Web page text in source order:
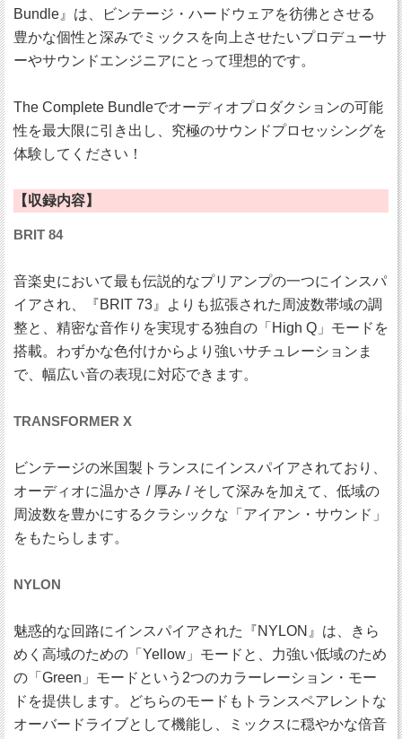
Bundle』は、ビンテージ・ハードウェアを彷彿とさせる
豊かな個性と深みでミックスを向上させたいプロデューサ
ーやサウンドエンジニアにとって理想的です。
The Complete Bundleでオーディオプロダクションの可能
性を最大限に引き出し、究極のサウンドプロセッシングを
体験してください！
【収録内容】
BRIT 84
音楽史において最も伝説的なプリアンプの一つにインスパ
イアされ、『BRIT 73』よりも拡張された周波数帯域の調
整と、精密な音作りを実現する独自の「High Q」モードを
搭載。わずかな色付けからより強いサチュレーションま
で、幅広い音の表現に対応できます。
TRANSFORMER X
ビンテージの米国製トランスにインスパイアされており、
オーディオに温かさ / 厚み / そして深みを加えて、低域の
周波数を豊かにするクラシックな「アイアン・サウンド」
をもたらします。
NYLON
魅惑的な回路にインスパイアされた『NYLON』は、きら
めく高域のための「Yellow」モードと、力強い低域のため
の「Green」モードという2つのカラーレーション・モー
ドを提供します。どちらのモードもトランスペアレントな
オーバードライブとして機能し、ミックスに穏やかな倍音